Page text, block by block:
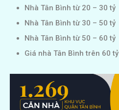
Nhà Tân Bình từ 20 – 30 tỷ
Nhà Tân Bình từ 30 – 50 tỷ
Nhà Tân Bình từ 50 – 60 tỷ
Giá nhà Tân Bình trên 60 tỷ